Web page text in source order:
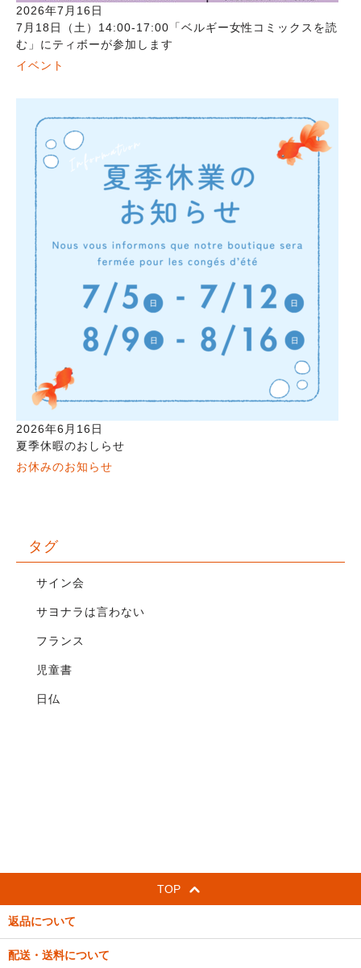
2026年7月16日
7月18日（土）14:00-17:00「ベルギー女性コミックスを読
む」にティボーが参加します
イベント
2026年6月16日
夏季休暇のおしらせ
お休みのお知らせ
タグ
サイン会
サヨナラは言わない
フランス
児童書
日仏
TOP
返品について
配送・送料について